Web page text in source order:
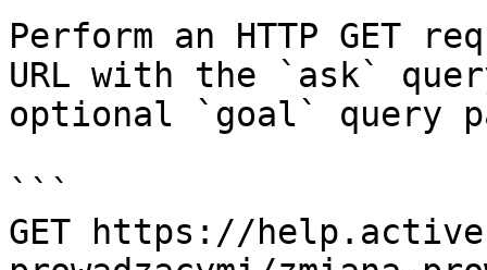
Perform an HTTP GET
URL with the `ask`
optional `goal` query
```
GET https://